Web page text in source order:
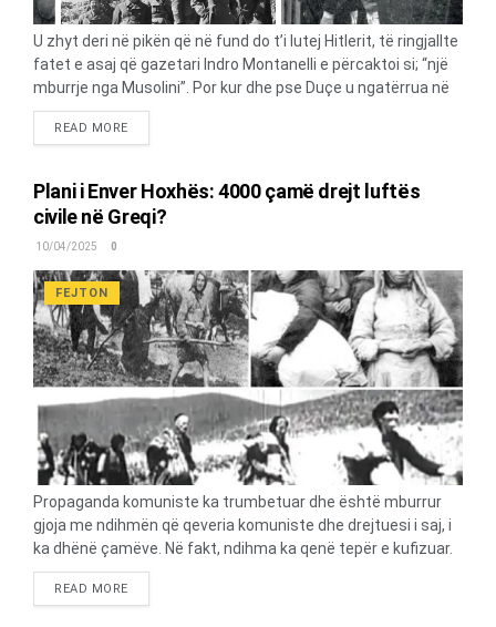
U zhyt deri në pikën që në fund do t’i lutej Hitlerit, të ringjallte
fatet e asaj që gazetari Indro Montanelli e përcaktoi si; “një
mburrje nga Musolini”. Por kur dhe pse Duçe u ngatërrua në
territoret greke? PRETEKSTI “Greqia qeverisej në atë kohë
nga kryeministri Ioannis Metaxas, një ish-gjeneral i cili, duke
George II – një regjim në një farë mënyre të ngjashëm me atë
fashist”, – thotë Marco Clementi, një studiues në Historinë e
Evropës Lindore, në Universitetin e Kalabrisë. “Megjithëse e
shpalli veten një admirues të Duçes, Metaxas iu desh të
përballej me kontekstin gjeopolitik të Greqisë, i përfshirë në
tensione të ashpra me fqinjët...
READ MOREDETAILS
Plani i Enver Hoxhës: 4000 çamë drejt luftës
civile në Greqi?
10/04/2025 0
FEJTON
Propaganda komuniste ka trumbetuar dhe është mburrur
gjoja me ndihmën që qeveria komuniste dhe drejtuesi i saj, i
ka dhënë çamëve. Në fakt, ndihma ka qenë tepër e kufizuar.
Kjo, jo vetëm për shkak të mundësive ekonomike të atyre
viteve. Por, për arsye se në qarqet drejtuese të lidershipit
READ MOREDETAILS